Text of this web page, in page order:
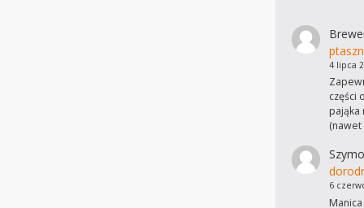
4 lipca
części
pająka
6